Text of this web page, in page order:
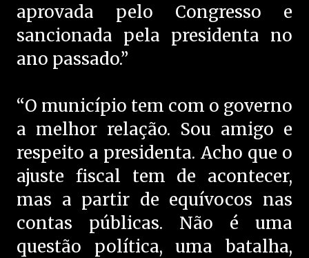
aprovada pelo Congresso e
sancionada pela presidenta no
ano passado.”
“O município tem com o governo
a melhor relação. Sou amigo e
respeito a presidenta. Acho que o
ajuste fiscal tem de acontecer,
mas a partir de equívocos nas
contas públicas. Não é uma
questão política, uma batalha,